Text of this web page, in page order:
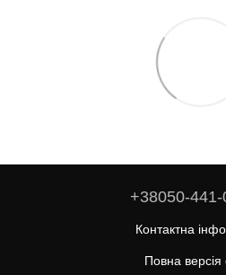
+38050-441-
Контактна
Повна версія